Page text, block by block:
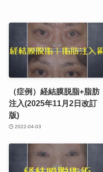
（症例）経結膜脱脂+脂肪
注入(2025年11月2日改訂
版)
2022-04-03